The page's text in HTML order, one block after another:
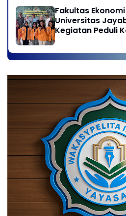
Fakultas
Universitas
Kegiatan Peduli